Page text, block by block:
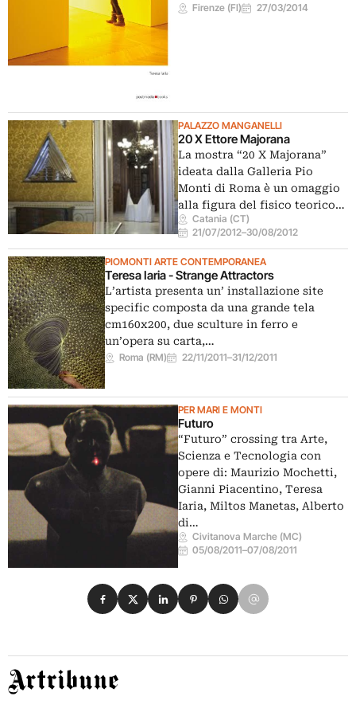
Firenze (FI) 27/03/2014
PALAZZO MANGANELLI
20 X Ettore Majorana
La mostra “20 X Majorana”
ideata dalla Galleria Pio
Monti di Roma è un omaggio
alla figura del fisico teorico…
Catania (CT)
21/07/2012–30/08/2012
PIOMONTI ARTE CONTEMPORANEA
Teresa Iaria - Strange Attractors
L’artista presenta un’ installazione site
specific composta da una grande tela
cm160x200, due sculture in ferro e
un’opera su carta,…
Roma (RM) 22/11/2011–31/12/2011
PER MARI E MONTI
Futuro
“Futuro” crossing tra Arte,
Scienza e Tecnologia con
opere di: Maurizio Mochetti,
Gianni Piacentino, Teresa
Iaria, Miltos Manetas, Alberto
di…
Civitanova Marche (MC)
05/08/2011–07/08/2011
Condividi su Facebook
Condividi su X
Condividi su LinkedIn
Condividi su Pinterest
Condividi su WhatsApp
Condividi su Email
Artribune